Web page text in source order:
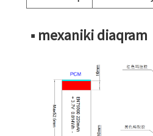
■ mexaniki diaqram